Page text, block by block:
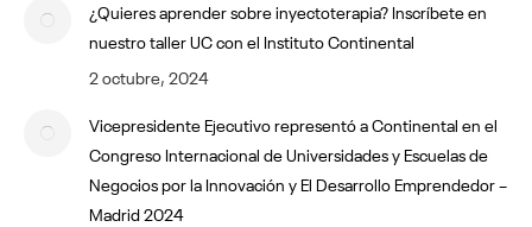
¿Quieres aprender sobre inyectoterapia? Inscríbete en
nuestro taller UC con el Instituto Continental
2 octubre, 2024
Vicepresidente Ejecutivo representó a Continental en el
Congreso Internacional de Universidades y Escuelas de
Negocios por la Innovación y El Desarrollo Emprendedor –
Madrid 2024